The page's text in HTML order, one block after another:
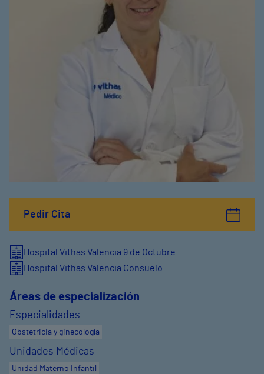
Pedir Cita
Hospital Vithas Valencia 9 de Octubre
Hospital Vithas Valencia Consuelo
Áreas de especialización
Especialidades
Obstetricia y ginecología
Unidades Médicas
Unidad Materno Infantil